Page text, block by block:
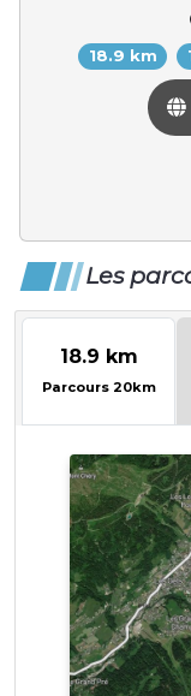
18.9 km
Les
18.9 km
Parcours 20km